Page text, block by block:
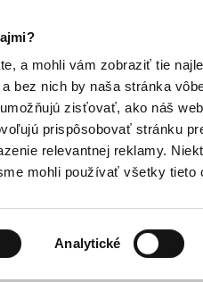
a mohli vám zobraziť tie
bez nich by naša stránka
zisťovať, ako náš
prispôsobovať stránku
relevantnej reklamy.
mohli používať všetky tieto
Analytické